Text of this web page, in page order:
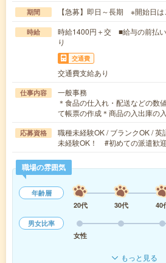
期間 【急募】即日～長期 ※開始日は
時給
時給1400円＋交 ■給与の前払
り
交通費
交通費支給あり
仕事内容
一般事務
＊食品の仕入れ・配送などの数
て帳票の作成＊商品の入出庫の
応募資格
職種未経験OK / ブランクOK / 英
未経験OK！ #初めての派遣歓迎
職場の雰囲気
年齢層
20代
30代 40
男女比率
女性
もっと見る